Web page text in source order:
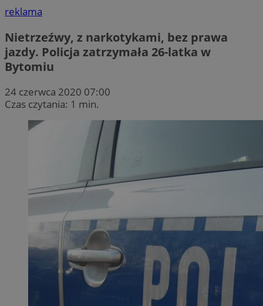
reklama
Nietrzeźwy, z narkotykami, bez prawa
jazdy. Policja zatrzymała 26-latka w
Bytomiu
24 czerwca 2020 07:00
Czas czytania: 1 min.